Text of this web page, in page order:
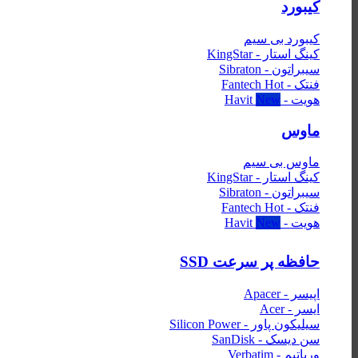
کیبورد
کیبورد بی سیم
کینگ استار - KingStar
سیبراتون - Sibraton
فنتک - Fantech
هویت - Havit
ماوس
ماوس بی سیم
کینگ استار - KingStar
سیبراتون - Sibraton
فنتک - Fantech
هویت - Havit
حافظه پر سرعت SSD
اپیسر - Apacer
ایسر - Acer
سیلیکون پاور - Silicon Power
سن دیسک - SanDisk
ورباتیم - Verbatim